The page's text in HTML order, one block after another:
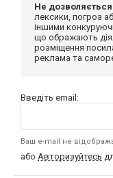
Не
лексики, погроз
іншими
що ображають
розміщення
реклама та
Введіть email:
Ваш e-mail не
або Авторизуйтесь